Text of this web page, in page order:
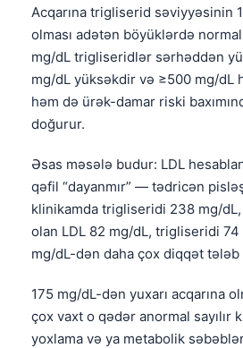
Acqarına trigliserid səviyyəsinin
olması adətən böyüklərdə normal
mg/dL trigliseridlər sərhəddən
mg/dL yüksəkdir və ≥500 mg/dL
həm də ürək-damar riski
doğurur.
Əsas məsələ budur: LDL
qəfil “dayanmır” — tədricən
klinikamda trigliseridi 238 mg/
olan LDL 82 mg/dL, trigliseridi 74
mg/dL-dən daha çox diqqət tələb
175 mg/dL-dən yuxarı acqarına
çox vaxt o qədər anormal sayılır
yoxlama və ya metabolik